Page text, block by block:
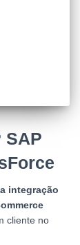
SAP
integração
cliente no